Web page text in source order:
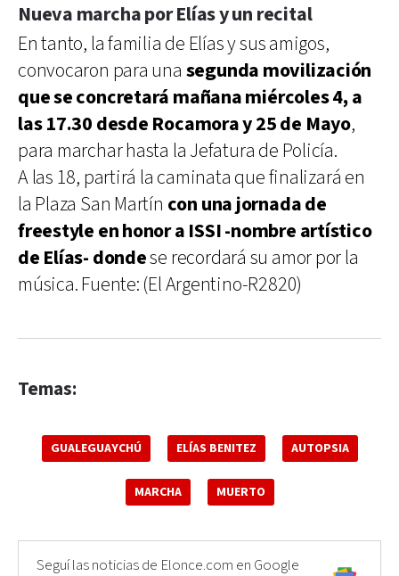
Nueva marcha por Elías y un recital
En tanto, la familia de Elías y sus amigos,
convocaron para una segunda movilización
que se concretará mañana miércoles 4, a
las 17.30 desde Rocamora y 25 de Mayo,
para marchar hasta la Jefatura de Policía.
A las 18, partirá la caminata que finalizará en
la Plaza San Martín con una jornada de
freestyle en honor a ISSI -nombre artístico
de Elías- dondese recordará su amor por la
música. Fuente: (El Argentino-R2820)
Temas:
GUALEGUAYCHÚ ELÍAS BENITEZ AUTOPSIA
MARCHA MUERTO
Seguí las noticias de Elonce.com en Google